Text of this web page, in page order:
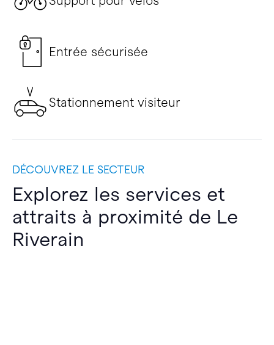
Entrée sécurisée
Stationnement visiteur
DÉCOUVREZ LE SECTEUR
Explorez les services et
attraits à proximité de Le
Riverain